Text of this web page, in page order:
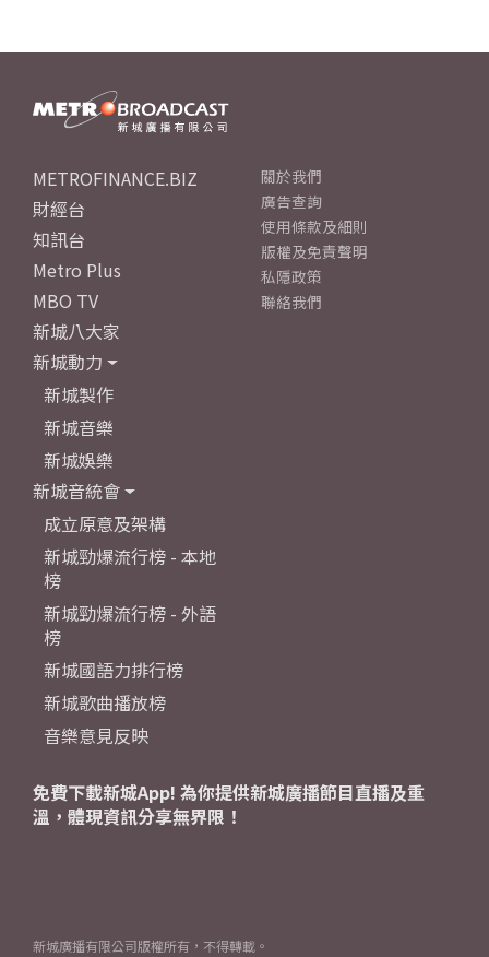
METROFINANCE.BIZ
財經台
知訊台
Metro Plus
MBO TV
新城八大家
新城動力
新城製作
新城音樂
新城娛樂
新城音統會
成立原意及架構
新城勁爆流行榜 - 本地
榜
新城勁爆流行榜 - 外語
榜
新城國語力排行榜
新城歌曲播放榜
音樂意見反映
關於我們
廣告查詢
使用條款及細則
版權及免責聲明
私隱政策
聯絡我們
免費下載新城App! 為你提供新城廣播節目直播及重
溫，體現資訊分享無界限！
新城廣播有限公司版權所有，不得轉載。